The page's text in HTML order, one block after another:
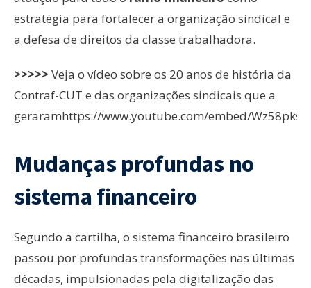
estratégia para fortalecer a organização sindical e
a defesa de direitos da classe trabalhadora.
>>>>> Veja o vídeo sobre os 20 anos de história da
Contraf-CUT e das organizações sindicais que a
geraramhttps://www.youtube.com/embed/
Mudanças profundas no
sistema financeiro
Segundo a cartilha, o sistema financeiro brasileiro
passou por profundas transformações nas últimas
décadas, impulsionadas pela digitalização das